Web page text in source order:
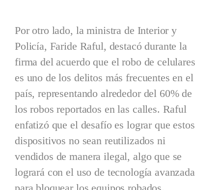
Por otro lado, la ministra de Interior y
Policía, Faride Raful, destacó durante la
firma del acuerdo que el robo de celulares
es uno de los delitos más frecuentes en el
país, representando alrededor del 60% de
los robos reportados en las calles. Raful
enfatizó que el desafío es lograr que estos
dispositivos no sean reutilizados ni
vendidos de manera ilegal, algo que se
logrará con el uso de tecnología avanzada